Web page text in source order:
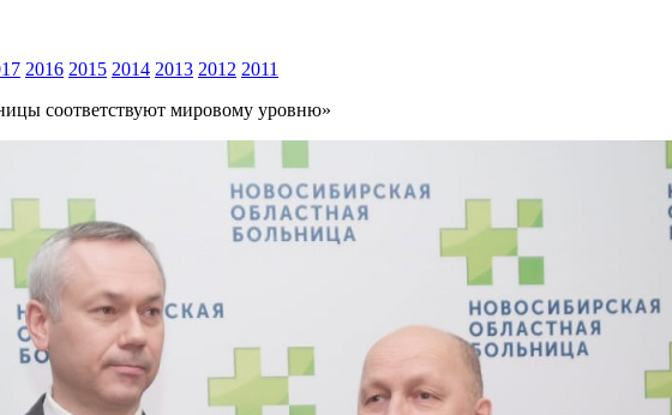
2016 2015 2014 2013 2012 2011
соответствуют мировому уровню»